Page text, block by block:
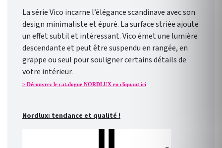
La série Vico incarne l’élégance scandinave avec son
design minimaliste et épuré. La surface striée ajoute
un effet subtil et intéressant. Vico émet une lumière
descendante et peut être suspendu en rangée, en
grappe ou seul pour souligner certains détails de
votre intérieur.
> Découvrez le catalogue NORDLUX en cliquant ici
Nordlux: tendance et qualité !